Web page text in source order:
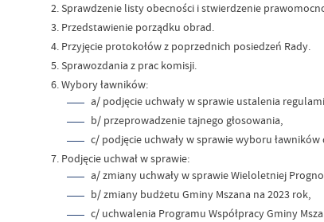
Sprawdzenie listy obecności i stwierdzenie
Przedstawienie porządku obrad.
Przyjęcie protokołów z poprzednich posiedzeń Rady.
Sprawozdania z prac komisji.
Wybory ławników:
a/ podjęcie uchwały w sprawie ustalenia
b/ przeprowadzenie tajnego głosowania,
c/ podjęcie uchwały w sprawie wyboru
Podjęcie uchwał w sprawie:
a/ zmiany uchwały w sprawie Wieloletniej
b/ zmiany budżetu Gminy Mszana na 2023 rok,
c/ uchwalenia Programu Współpracy Gminy